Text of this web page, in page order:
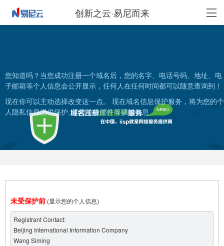
创新之云·易尼而来
您知道吗？当您成功注册一个域名后，您的名字、电话号码、地址、电
子邮箱等个人信息会公开显示，任何人在任何时间都可以随意查询到！
现在你可以主动选择改变这一点。 现在域名信息保护服务，将为您的个
人隐私信息提供保护, 远离垃圾邮件等骚扰信息
未受保护前 (显示您的个人信息)
Registrant Contact:
Beijing International Information Company
Wang Siming